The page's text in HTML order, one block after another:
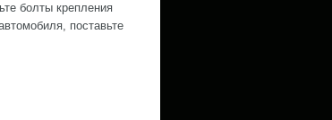
болты крепления
поставьте